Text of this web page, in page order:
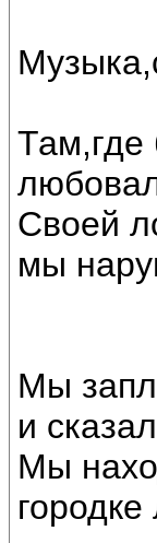
Там,где
Своей
мы
Мы
и
Мы